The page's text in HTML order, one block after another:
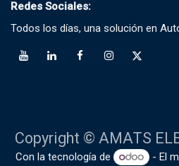
Redes Sociales:
Todos los días, una solución en
Copyright © AMATS
Con la tecnología de - El